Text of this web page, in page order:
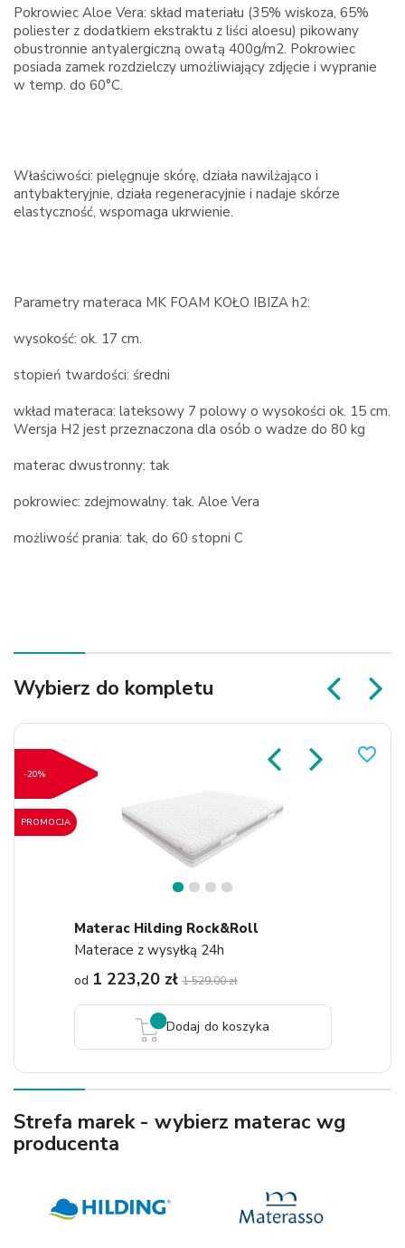
Pokrowiec Aloe Vera: skład materiału (35% wiskoza, 65%
poliester z dodatkiem ekstraktu z liści aloesu) pikowany
obustronnie antyalergiczną owatą 400g/m2. Pokrowiec
posiada zamek rozdzielczy umożliwiający zdjęcie i wypranie
w temp. do 60°C.
Właściwości: pielęgnuje skórę, działa nawilżająco i
antybakteryjnie, działa regeneracyjnie i nadaje skórze
elastyczność, wspomaga ukrwienie.
Parametry materaca MK FOAM KOŁO IBIZA h2:
wysokość: ok. 17 cm.
stopień twardości: średni
wkład materaca: lateksowy 7 polowy o wysokości ok. 15 cm.
Wersja H2 jest przeznaczona dla osób o wadze do 80 kg
materac dwustronny: tak
pokrowiec: zdejmowalny. tak. Aloe Vera
możliwość prania: tak, do 60 stopni C
Wybierz do kompletu
Materac Hilding Rock&Roll
Materace z wysyłką 24h
od 1 223,20 zł1 529,00 zł
PROMOCJA
-20%
Dodaj do koszyka
favorite_border
Strefa marek - wybierz materac wg
producenta